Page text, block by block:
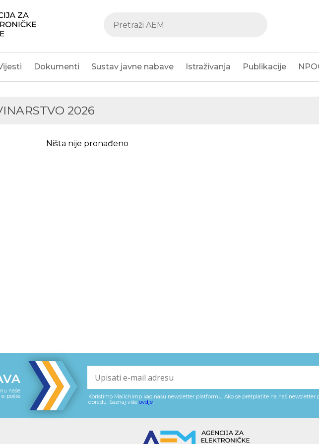
Dokumenti Sustav javne nabave Istraživanja Publikacije
2026
Ništa nije pronađeno
naše
e-pošte
Koristimo Mailchimp kao našu newsletter platformu. Ako se pretplatite na naš
obradu. Saznaj više ovdje.